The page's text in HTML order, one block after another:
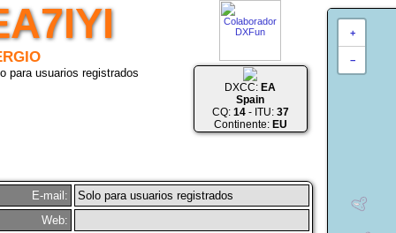
+
−
para usuarios registrados
DXCC: EA
Spain
CQ: 14- ITU: 37
Continente: EU
E-mail:
Solo para usuarios registrados
Web: